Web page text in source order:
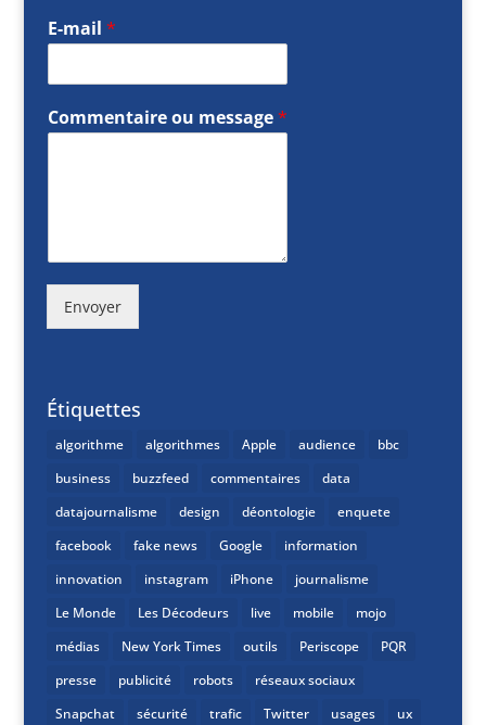
E-mail *
Commentaire ou message*
Envoyer
Étiquettes
algorithme algorithmes Apple audience
bbc
business
buzzfeed commentaires
data
datajournalisme
design déontologie
enquete
facebook
fake news Google
information
innovation
instagram iPhone
journalisme
Le Monde
Les Décodeurs live mobile
mojo
médias
New York Times outils Periscope
PQR
presse
publicité robots
réseaux sociaux
Snapchat
sécurité trafic Twitter usages ux